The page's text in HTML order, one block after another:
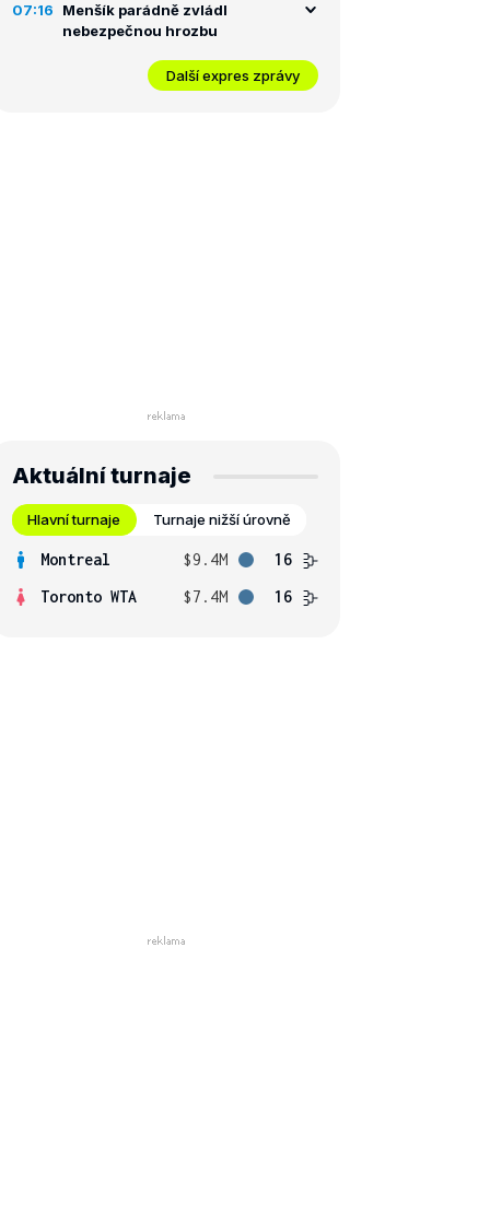
07:16
Menšík parádně zvládl
nebezpečnou hrozbu
Další expres zprávy
Aktuální turnaje
Hlavní turnaje Turnaje nižší úrovně
Montreal $9.4M
16
Toronto WTA
$7.4M 16